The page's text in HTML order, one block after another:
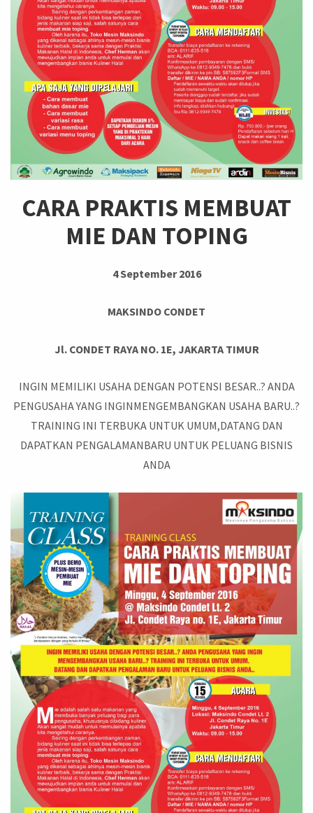
CARA PRAKTIS MEMBUAT
MIE DAN TOPING
4 September 2016
MAKSINDO CONDET
Jl. CONDET RAYA NO. 1E, JAKARTA TIMUR
INGIN MEMILIKI USAHA DENGAN POTENSI BESAR..? ANDA
PENGUSAHA YANG INGINMENGEMBANGKAN USAHA BARU..?
TRAINING INI TERBUKA UNTUK UMUM,DATANG DAN
DAPATKAN PENGALAMANBARU UNTUK PELUANG BISNIS
ANDA